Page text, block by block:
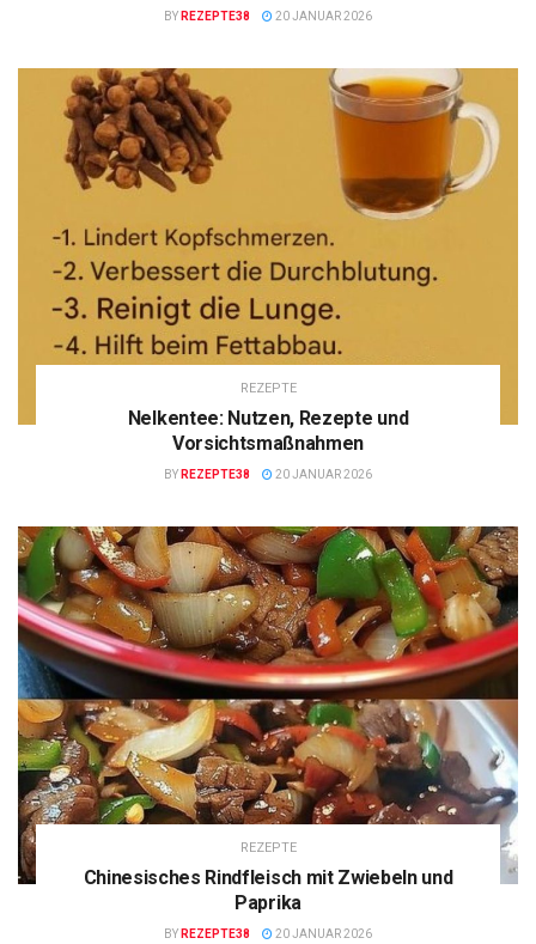
BY REZEPTE38 20 JANUAR 2026
REZEPTE
Nelkentee: Nutzen, Rezepte und
Vorsichtsmaßnahmen
BY REZEPTE38 20 JANUAR 2026
REZEPTE
Chinesisches Rindfleisch mit Zwiebeln und
Paprika
BY REZEPTE38 20 JANUAR 2026